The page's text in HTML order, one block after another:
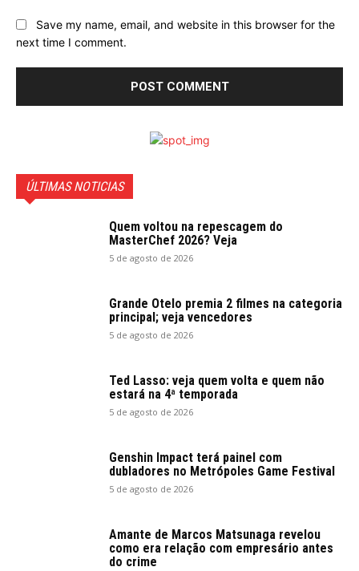
Save my name, email, and website in this browser for the
next time I comment.
ÚLTIMAS NOTICIAS
Quem voltou na repescagem do
MasterChef 2026? Veja
5 de agosto de 2026
Grande Otelo premia 2 filmes na categoria
principal; veja vencedores
5 de agosto de 2026
Ted Lasso: veja quem volta e quem não
estará na 4ª temporada
5 de agosto de 2026
Genshin Impact terá painel com
dubladores no Metrópoles Game Festival
5 de agosto de 2026
Amante de Marcos Matsunaga revelou
como era relação com empresário antes
do crime